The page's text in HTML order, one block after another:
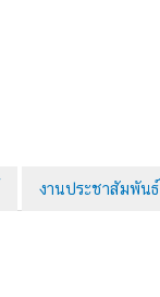
งานประชาสัมพันธ์